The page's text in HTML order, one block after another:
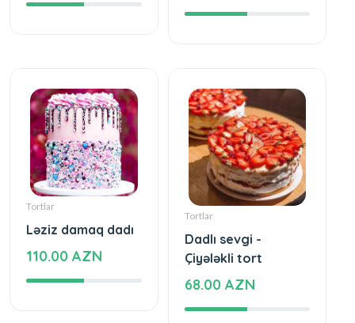
Tortlar
Ləziz damaq dadı
110.00 AZN
Tortlar
Dadlı sevgi -
Çiyələkli tort
68.00 AZN